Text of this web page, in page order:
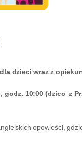
dzieci wraz z
godz. 10:00 (dzieci z
opowieści,